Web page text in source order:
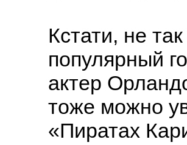
Кстати, не
популярный
актер
тоже можно
«Пиратах